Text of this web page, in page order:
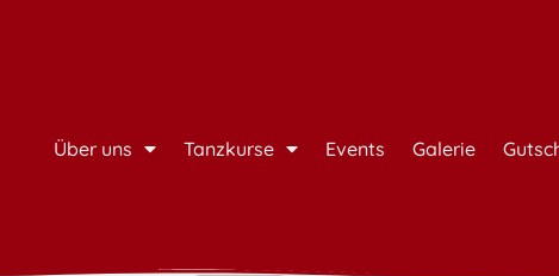
Über uns Tanzkurse Events Galerie